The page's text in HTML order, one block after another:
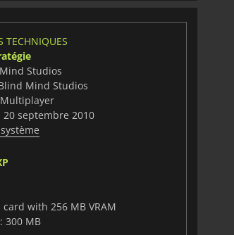
TECHNIQUES
Studios
Mind Studios
Multiplayer
septembre 2010
card with 256 MB VRAM
300 MB